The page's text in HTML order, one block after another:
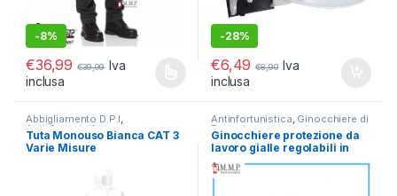
-8%
€36,99 €39,99 Iva
inclusa
Questo prodotto ha più varianti. Le opzioni possono essere
-28%
€6,49 €8,99 Iva
inclusa
Abbigliamento D.P.I,
Antinfortunistica
Tuta Monouso Bianca CAT 3
Varie Misure
Antinfortunistica, Ginocchiere di
Protezione
Ginocchiere protezione da
lavoro gialle regolabili in
poliuretano professionali